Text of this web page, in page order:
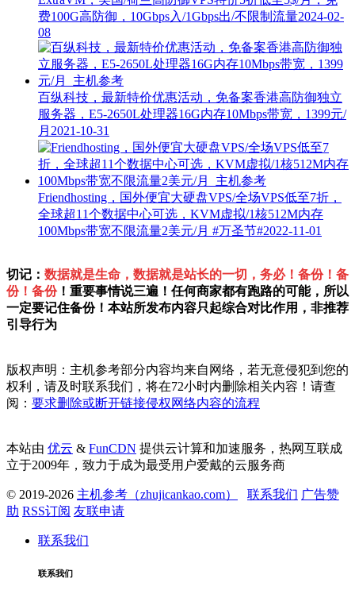
费100G高防御，10Gbps入/1Gbps出/不限制流量2024-02-
08
百纵科技，最新特价优惠活动，免备案香港高防御独立
服务器，E5-2650L处理器16G内存10Mbps带宽，1399元/
月 2021-10-31
Friendhosting，国外便宜大硬盘VPS/全场VPS低至7折，
全球超11个数据中心可选，KVM虚拟/1核512M内存
100Mbps带宽不限流量2美元/月 #万圣节#2022-11-01
切记： 数据就是生命，数据就是站长的一切，务必！备份！备
份！备份！重要事情说三遍！任何商家都有跑路的可能，所以
一定要记住备份！本站所发布内容只起综合对比作用，非推荐
引导行为
版权声明：主机参考部分内容均来自网络，若无意侵犯到您的
权利，请及时联系我们，将在72小时内删除相关内容！请查
阅： 要求删除或断开链接侵权网络内容的流程
本站由 优云 & FunCDN 提供云计算和加速服务，热网互联成
立于2009年，致力于成为最受用户爱戴的云服务商
© 2019-2026 主机参考（zhujicankao.com） 联系我们 广告赞
助 RSS订阅 友联申请
联系我们
联系我们